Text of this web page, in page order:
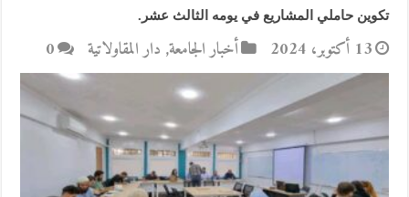
تكوين حاملي المشاريع في يومه الثالث عشر.
13 أكتوبر، 2024 أخبار الجامعة, دار المقاولاتية 0